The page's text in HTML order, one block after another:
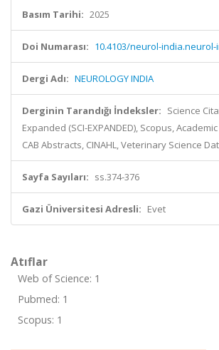
Basım Tarihi: 2025
Doi Numarası: 10.4103/neurol-india.neurol-
Dergi Adı: NEUROLOGY INDIA
Derginin Tarandığı İndeksler: Science
Expanded (SCI-EXPANDED), Scopus,
CAB Abstracts, CINAHL, Veterinary Science
Sayfa Sayıları: ss.374-376
Gazi Üniversitesi Adresli: Evet
Atıflar
Web of Science: 1
Pubmed: 1
Scopus: 1